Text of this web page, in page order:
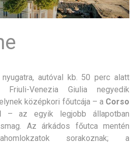
autóval kb. 50 perc alatt
Friuli-Venezia Giulia negyedik
középkori főutcája – a Corso
– az egyik legjobb állapotban
Az árkádos főutca mentén
sorakoznak; a